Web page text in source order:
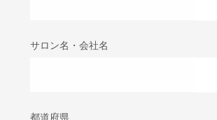
サロン名・会社名